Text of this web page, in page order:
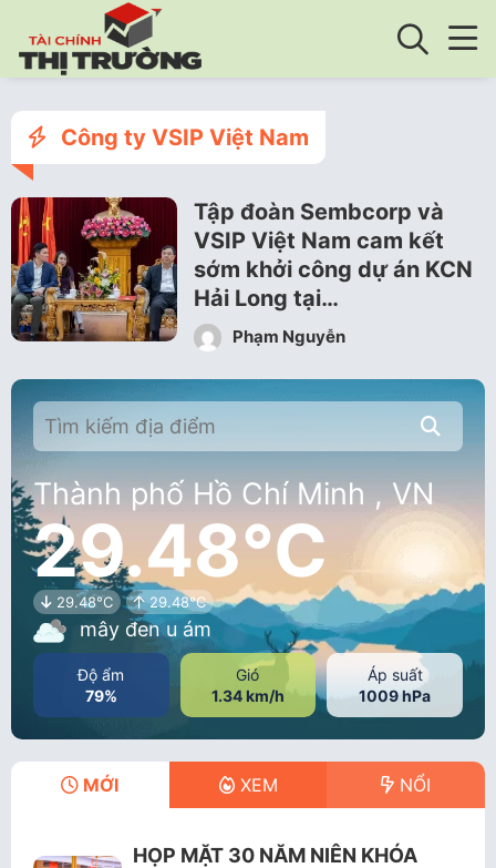
Công ty VSIP Việt Nam
Tập đoàn Sembcorp và
VSIP Việt Nam cam kết
sớm khởi công dự án KCN
Hải Long tại…
Phạm Nguyễn
Thành phố Hồ Chí Minh , VN
29.48°C
29.48°C 29.48°C
mây đen u ám
Độ ẩm
79%
Gió
1.34 km/h
Áp suất
1009 hPa
MỚI XEM NỔI
HỌP MẶT 30 NĂM NIÊN KHÓA